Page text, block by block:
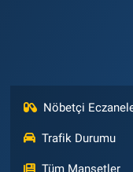
Nöbetçi
Trafik Durumu